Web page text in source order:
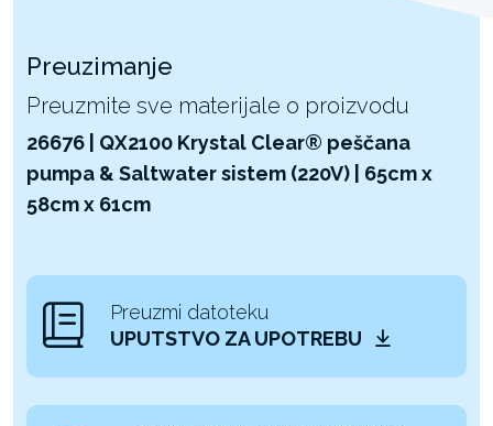
Preuzimanje
Preuzmite sve materijale o proizvodu
26676 | QX2100 Krystal Clear® peščana
pumpa & Saltwater sistem (220V) | 65cm x
58cm x 61cm
Preuzmi datoteku
UPUTSTVO ZA UPOTREBU